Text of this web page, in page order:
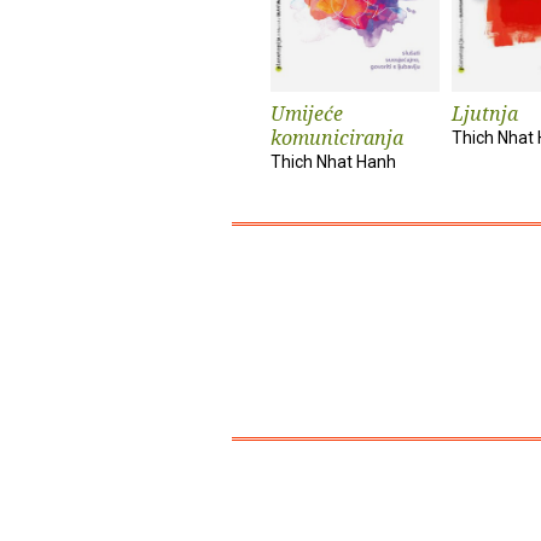
Umijeće
komuniciranja
Thich Nhat Hanh
Ljutnja
Thich Nhat